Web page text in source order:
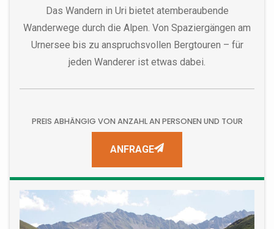
Das Wandern in Uri bietet atemberaubende
Wanderwege durch die Alpen. Von Spaziergängen am
Urnersee bis zu anspruchsvollen Bergtouren – für
jeden Wanderer ist etwas dabei.
PREIS ABHÄNGIG VON ANZAHL AN PERSONEN UND TOUR
ANFRAGE